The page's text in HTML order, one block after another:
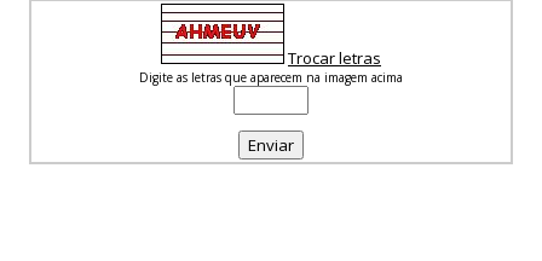
Trocar letras
Digite as letras que aparecem na imagem acima